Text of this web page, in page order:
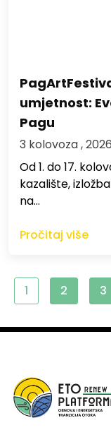
umjetnost:
Pagu
3 kolovoza ,
Od 1. do 17.
kazalište,
na…
Pročitaj više
1 2 3